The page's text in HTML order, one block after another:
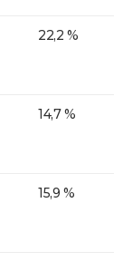
22,2 %
14,7 %
15,9 %